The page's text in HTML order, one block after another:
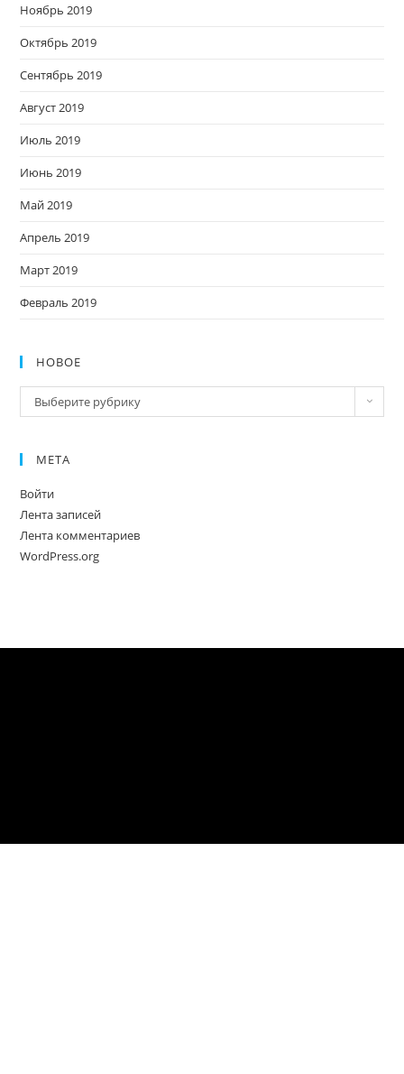
Ноябрь 2019
Октябрь 2019
Сентябрь 2019
Август 2019
Июль 2019
Июнь 2019
Май 2019
Апрель 2019
Март 2019
Февраль 2019
НОВОЕ
Новое
Выберите рубрику
МЕТА
Войти
Лента записей
Лента комментариев
WordPress.org